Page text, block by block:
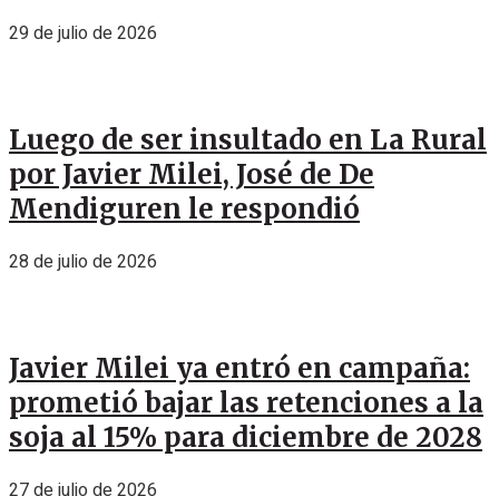
29 de julio de 2026
Luego de ser insultado en La Rural
por Javier Milei, José de De
Mendiguren le respondió
28 de julio de 2026
Javier Milei ya entró en campaña:
prometió bajar las retenciones a la
soja al 15% para diciembre de 2028
27 de julio de 2026